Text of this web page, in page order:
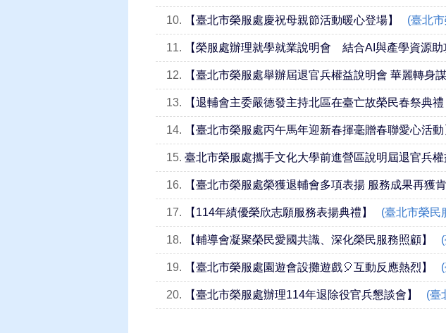
10. 【臺北市榮服處慶祝母親節活動暖心登場】 (臺北
11. 【榮服處辦理就學就業說明會 結合AI與產學資源助
12. 【臺北市榮服處舉辦屆退官兵權益說明會 華麗轉身謀
13. 【退輔會主委嚴德發主持北區在臺亡故榮民春祭典禮
14. 【臺北市榮服處丙午馬年迎新春揮毫贈春聯愛心活動
15. 臺北市榮服處攜手文化大學前進營區說明屆退官兵權
16. 【臺北市榮服處榮獲退輔會多項表揚 服務成果再獲肯
17. 【114年績優榮欣志願服務表揚典禮】 (臺北市榮民
18. 【輔導會凝聚榮民愛國共識、深化榮民服務照顧】
19. 【臺北市榮服處園遊會設攤遊戲🎈互動反應熱烈】
20. 【臺北市榮服處辦理114年退除役官兵懇談會】 (臺